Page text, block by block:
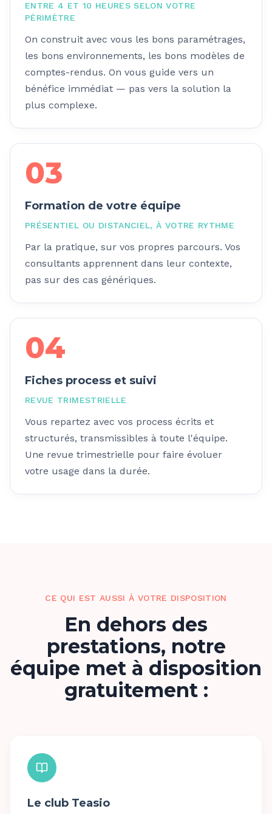
ENTRE 4 ET 10 HEURES SELON VOTRE
PÉRIMÈTRE
On construit avec vous les bons paramétrages,
les bons environnements, les bons modèles de
comptes-rendus. On vous guide vers un
bénéfice immédiat — pas vers la solution la
plus complexe.
03
Formation de votre équipe
PRÉSENTIEL OU DISTANCIEL, À VOTRE RYTHME
Par la pratique, sur vos propres parcours. Vos
consultants apprennent dans leur contexte,
pas sur des cas génériques.
04
Fiches process et suivi
REVUE TRIMESTRIELLE
Vous repartez avec vos process écrits et
structurés, transmissibles à toute l'équipe.
Une revue trimestrielle pour faire évoluer
votre usage dans la durée.
CE QUI EST AUSSI À VOTRE DISPOSITION
En dehors des
prestations, notre
équipe met à disposition
gratuitement :
Le club Teasio